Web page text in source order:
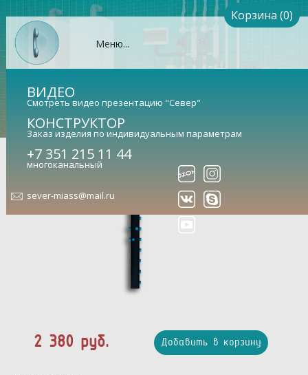
Меню...
Корзина (0)
ВИДЕО
Смотреть видео презентацию "Север"
КОНСТРУКТОР
Заказ изделия по индивидуальным параметрам
+7 351 215 11 44
многоканальный
sever-miass@mail.ru
Теплоизоляция Север-KV5
2 380 руб. Добавить в корзину